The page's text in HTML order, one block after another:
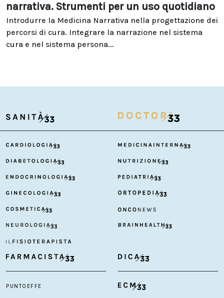
narrativa. Strumenti per un uso quotidiano
Introdurre la Medicina Narrativa nella progettazione dei
percorsi di cura. Integrare la narrazione nel sistema
cura e nel sistema persona...